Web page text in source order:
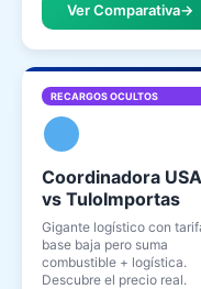
Ver Comparativa→
RECARGOS OCULTOS
Coordinadora USA
vs TuloImportas
Gigante logístico con
base baja pero suma
combustible + logística.
Descubre el precio real.